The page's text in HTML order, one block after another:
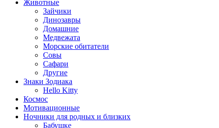
Животные
Зайчики
Динозавры
Домашние
Медвежата
Морские обитатели
Совы
Сафари
Другие
Знаки Зодиака
Hello Kitty
Космос
Мотивационные
Ночники для родных и близких
Бабушке